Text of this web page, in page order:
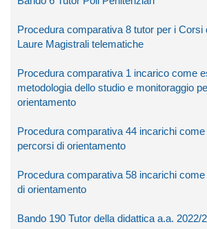
Procedura comparativa 8 tutor per i Corsi
Laure Magistrali telematiche
Procedura comparativa 1 incarico come
metodologia dello studio e monitoraggio
orientamento
Procedura comparativa 44 incarichi
percorsi di orientamento
Procedura comparativa 58 incarichi
di orientamento
Bando 190 Tutor della didattica a.a. 2022/